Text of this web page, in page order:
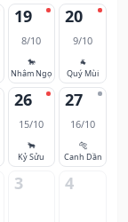
19
8/10
🐎
Nhâm Ngọ
20
9/10
🐐
Quý Mùi
26
15/10
🐂
Kỷ Sửu
27
16/10
🐅
Canh Dần
3 4